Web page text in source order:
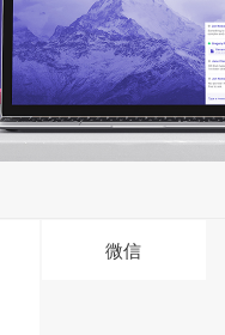
微信